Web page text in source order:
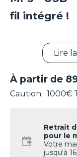
fil intégré !
Lire
À partir de
Caution : 1000€
Retrait
pour le
Votre
jusqu'à